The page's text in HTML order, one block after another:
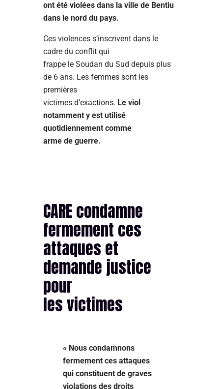
ont été violées dans la ville de Bentiu
dans le nord du pays.
Ces violences s’inscrivent dans le
cadre du conflit qui
frappe le Soudan du Sud depuis plus
de 6 ans. Les femmes sont les
premières
victimes d’exactions. Le viol
notamment y est utilisé
quotidiennement comme
arme de guerre.
CARE condamne
fermement ces
attaques et
demande justice
pour
les victimes
« Nous condamnons
fermement ces attaques
qui constituent de graves
violations des droits